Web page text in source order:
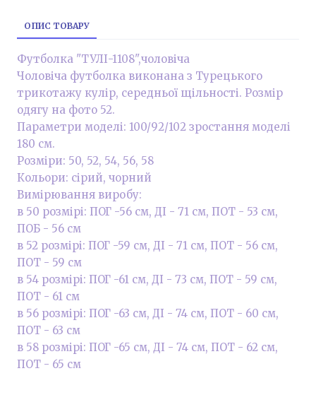
ОПИС ТОВАРУ
Футболка "ТУЛІ-1108",чоловіча
Чоловіча футболка виконана з Турецького
трикотажу кулір, середньої щільності. Розмір
одягу на фото 52.
Параметри моделі: 100/92/102 зростання моделі
180 см.
Розміри: 50, 52, 54, 56, 58
Кольори: сірий, чорний
Вимірювання виробу:
в 50 розмірі: ПОГ -56 см, ДІ - 71 см, ПОТ - 53 см,
ПОБ - 56 см
в 52 розмірі: ПОГ -59 см, ДІ - 71 см, ПОТ - 56 см,
ПОТ - 59 см
в 54 розмірі: ПОГ -61 см, ДІ - 73 см, ПОТ - 59 см,
ПОТ - 61 см
в 56 розмірі: ПОГ -63 см, ДІ - 74 см, ПОТ - 60 см,
ПОТ - 63 см
в 58 розмірі: ПОГ -65 см, ДІ - 74 см, ПОТ - 62 см,
ПОТ - 65 см